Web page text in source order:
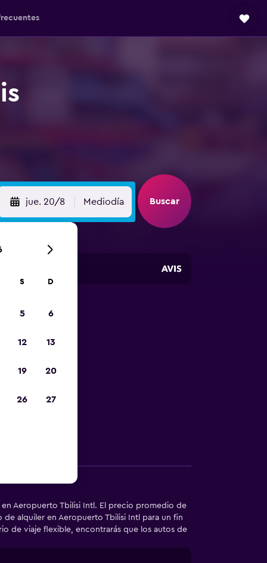
jue. 20/8 Mediodía Buscar
de
Aeropuerto Tbilisi Intl. El precio promedio de
alquiler en Aeropuerto Tbilisi Intl para un fin
de viaje flexible, encontrarás que los autos de
S D
5 6
12 13
19 20
26 27